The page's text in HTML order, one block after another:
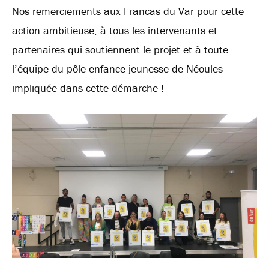
Nos remerciements aux Francas du Var pour cette
action ambitieuse, à tous les intervenants et
partenaires qui soutiennent le projet et à toute
l’équipe du pôle enfance jeunesse de Néoules
impliquée dans cette démarche !